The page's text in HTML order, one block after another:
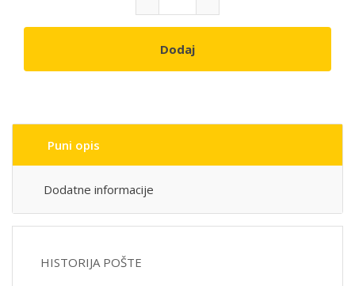
Dodaj
Puni opis
Dodatne informacije
HISTORIJA POŠTE